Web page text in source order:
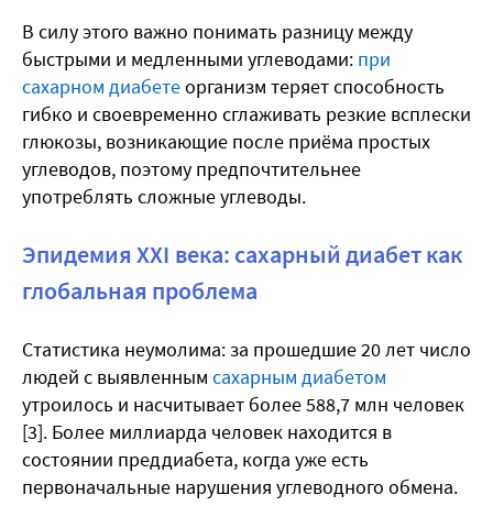
В силу этого важно понимать разницу между
быстрыми и медленными углеводами: при
сахарном диабетеорганизм теряет способность
гибко и своевременно сглаживать резкие всплески
глюкозы, возникающие после приёма простых
углеводов, поэтому предпочтительнее
употреблять сложные углеводы.
Эпидемия XXI века: сахарный диабет как
глобальная проблема
Статистика неумолима: за прошедшие 20 лет число
людей с выявленным сахарным диабетом
утроилось и насчитывает более 588,7 млн человек
[3]. Более миллиарда человек находится в
состоянии преддиабета, когда уже есть
первоначальные нарушения углеводного обмена.